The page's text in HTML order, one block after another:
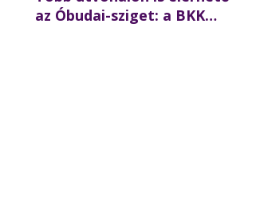
az Óbudai-sziget: a BKK